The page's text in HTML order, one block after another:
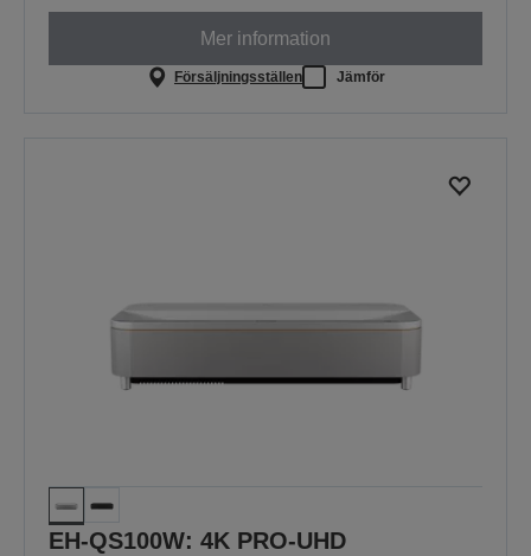
Mer information
Försäljningsställen Jämför
EH-QS100W: 4K PRO-UHD